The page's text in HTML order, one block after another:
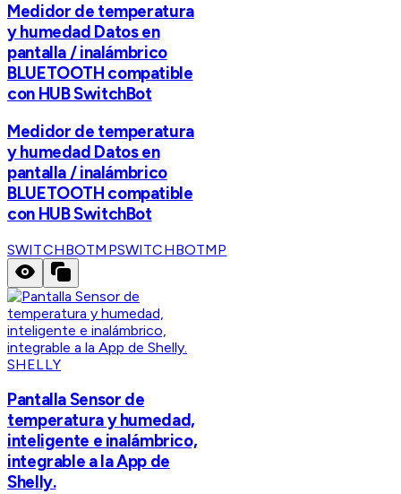
Medidor de temperatura
y humedad Datos en
pantalla / inalámbrico
BLUETOOTH compatible
con HUB SwitchBot
Medidor de temperatura
y humedad Datos en
pantalla / inalámbrico
BLUETOOTH compatible
con HUB SwitchBot
SWITCHBOTMPSWITCHBOTMP
SHELLY
Pantalla Sensor de
temperatura y humedad,
inteligente e inalámbrico,
integrable a la App de
Shelly.